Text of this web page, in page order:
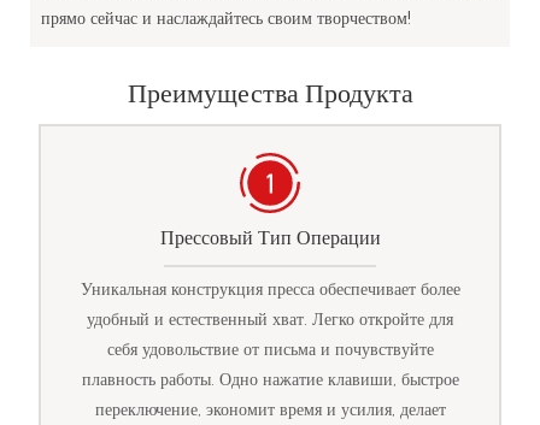
прямо сейчас и наслаждайтесь своим творчеством!
Преимущества Продукта
Прессовый Тип Операции
Уникальная конструкция пресса обеспечивает более
удобный и естественный хват. Легко откройте для
себя удовольствие от письма и почувствуйте
плавность работы. Одно нажатие клавиши, быстрое
переключение, экономит время и усилия, делает